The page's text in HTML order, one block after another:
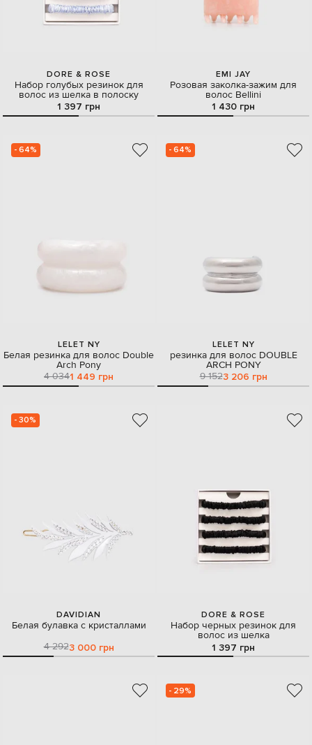
DORE & ROSE
Набор голубых резинок для
волос из шелка в полоску
1 397 грн
EMI JAY
Розовая заколка-зажим для
волос Bellini
1 430 грн
- 64%
LELET NY
Белая резинка для волос Double
Arch Pony
4 0341 449 грн
- 64%
LELET NY
резинка для волос DOUBLE
ARCH PONY
9 1523 206 грн
- 30%
DAVIDIAN
Белая булавка с кристаллами
4 2923 000 грн
DORE & ROSE
Набор черных резинок для
волос из шелка
1 397 грн
- 29%